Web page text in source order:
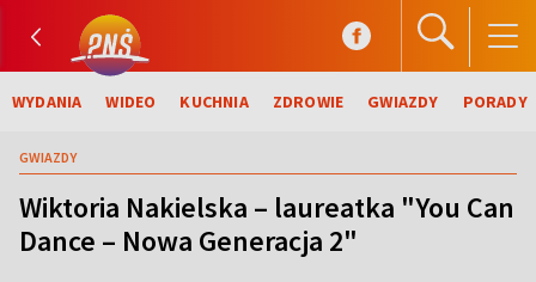
WYDANIA WIDEO KUCHNIA ZDROWIE GWIAZDY PORADY
GWIAZDY
Wiktoria Nakielska – laureatka "You Can
Dance – Nowa Generacja 2"